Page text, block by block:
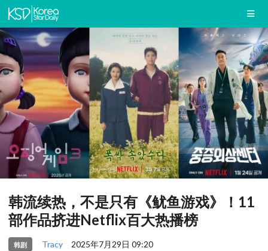
韩流续热，不是只有《鱿鱼游戏》！11
部作品挤进Netflix百大热播榜
韩剧 Tracy 2025年7月29日 09:20